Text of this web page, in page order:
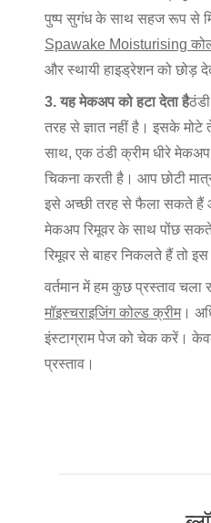
पुष्प सुगंध के साथ सहज रूप से
Spawake Moisturising
और स्थायी हाइड्रेशन को छोड़
3. यह मेकअप को हटा देता है
तरह से ज्ञात नहीं है। इसके
साथ, एक ठंडी क्रीम धीरे मेकअप
चिकना करती है। आप छोटी
इसे अच्छी तरह से फैला सकते हैं
मेकअप रिमूवर के साथ पोंछ
रिमूवर से बाहर निकलते हैं तो
वर्तमान में हम कुछ प्रस्ताव चला
मॉइस्चराइजिंग कोल्ड क्रीम।
इंस्टाग्राम पेज को चेक करें।
प्रस्ताव।